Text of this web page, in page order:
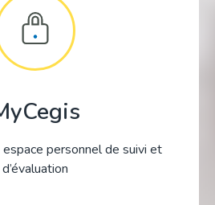
personnel de suivi et
d’évaluation